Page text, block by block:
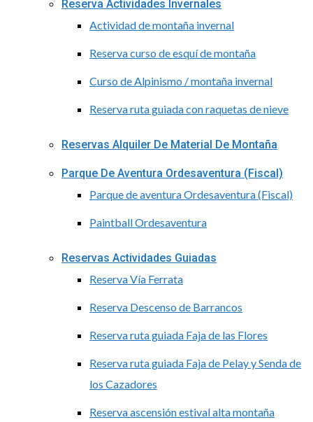
Reserva Actividades Invernales
Actividad de montaña invernal
Reserva curso de esquí de montaña
Curso de Alpinismo / montaña invernal
Reserva ruta guiada con raquetas de nieve
Reservas Alquiler De Material De Montaña
Parque De Aventura Ordesaventura (Fiscal)
Parque de aventura Ordesaventura (Fiscal)
Paintball Ordesaventura
Reservas Actividades Guiadas
Reserva Vía Ferrata
Reserva Descenso de Barrancos
Reserva ruta guiada Faja de las Flores
Reserva ruta guiada Faja de Pelay y Senda de
los Cazadores
Reserva ascensión estival alta montaña